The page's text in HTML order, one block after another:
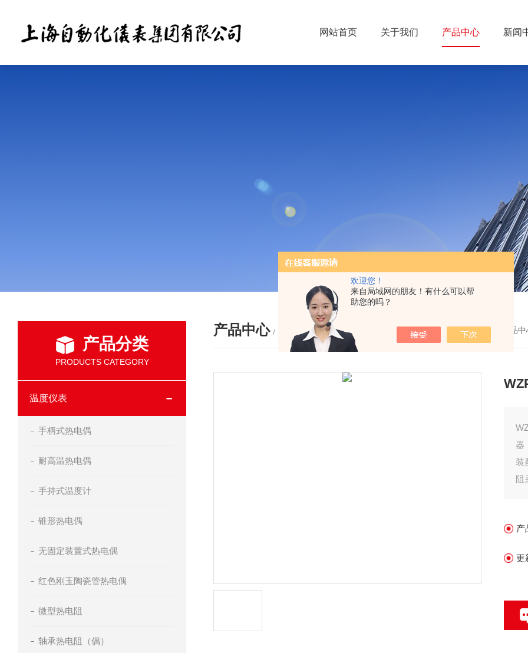
欢迎您！
来自局域网的朋友！有什么可以帮
助您的吗？
网站首页 关于我们 产品中心 新闻
产品分类
PRODUCTS CATEGORY
温度仪表
手柄式热电偶
耐高温热电偶
手持式温度计
锥形热电偶
无固定装置式热电偶
红色刚玉陶瓷管热电偶
微型热电阻
轴承热电阻（偶）
产品中心 / PRODUCTS 您的位置：首页 - 产品
器
装
阻
产
更